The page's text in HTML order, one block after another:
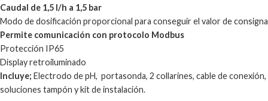
Caudal de 1,5 l/h a 1,5 bar
Modo de dosificación proporcional para conseguir el valor de consigna
Permite comunicación con protocolo Modbus
Protección IP65
Display retroiluminado
Incluye; Electrodo de pH, portasonda, 2 collarines, cable de conexión,
soluciones tampón y kit de instalación.